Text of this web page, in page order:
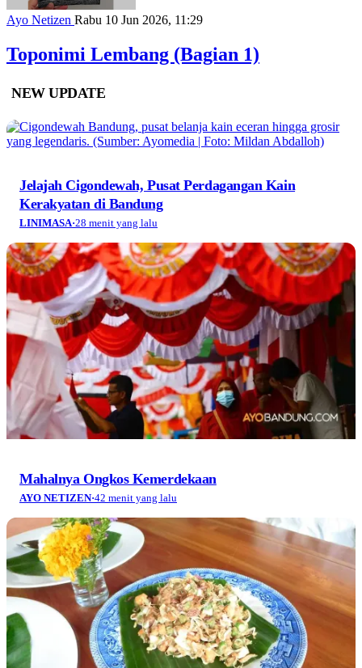
Ayo Netizen Rabu 10 Jun 2026, 11:29
Toponimi Lembang (Bagian 1)
NEW UPDATE
Jelajah Cigondewah, Pusat Perdagangan Kain
Kerakyatan di Bandung
LINIMASA·28 menit yang lalu
Mahalnya Ongkos Kemerdekaan
AYO NETIZEN·42 menit yang lalu